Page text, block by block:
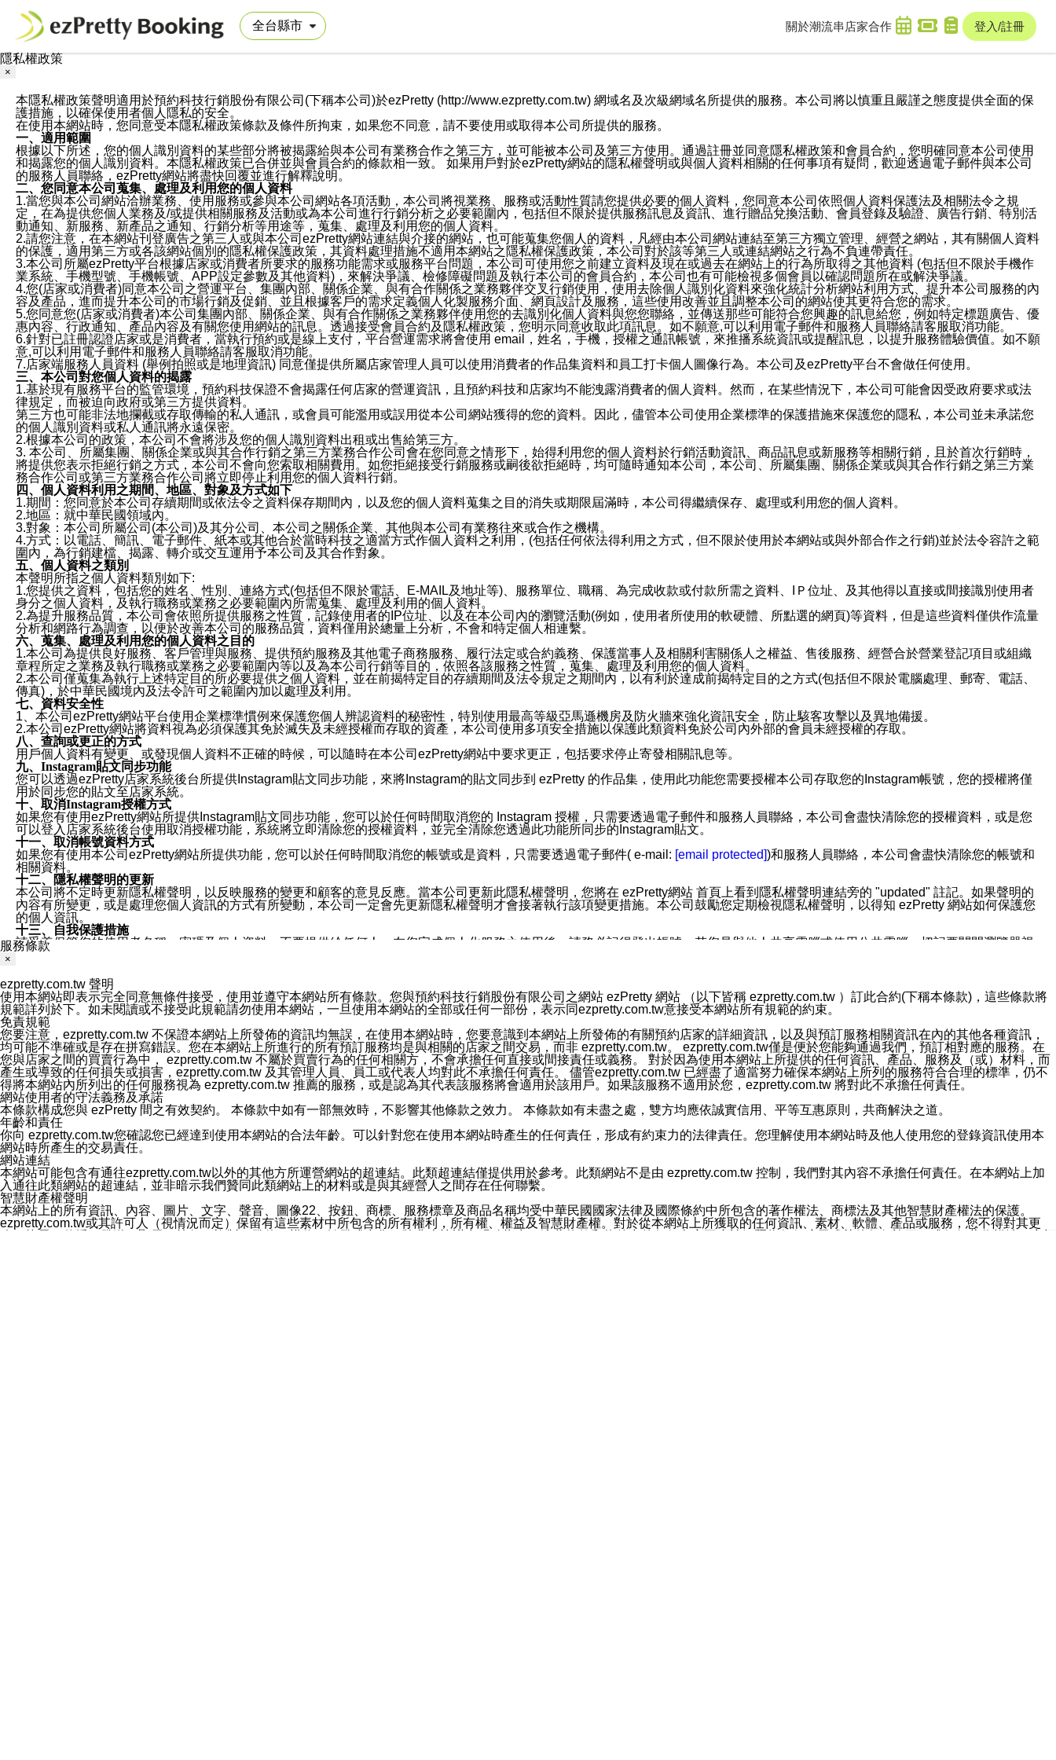
關於潮流串 店家合作 登入/註冊
隱私權政策
×
本隱私權政策聲明適用於預約科技行銷股份有限公司(下稱本公司)於ezPretty (http://www.ezpretty.com.tw) 網域名及次級網域名所提供的服務。本公司將以慎重且嚴謹之態度提供全面的保
護措施，以確保使用者個人隱私的安全。
在使用本網站時，您同意受本隱私權政策條款及條件所拘束，如果您不同意，請不要使用或取得本公司所提供的服務。
一、適用範圍
根據以下所述，您的個人識別資料的某些部分將被揭露給與本公司有業務合作之第三方，並可能被本公司及第三方使用。通過註冊並同意隱私權政策和會員合約，您明確同意本公司使用
和揭露您的個人識別資料。本隱私權政策已合併並與會員合約的條款相一致。 如果用戶對於ezPretty網站的隱私權聲明或與個人資料相關的任何事項有疑問，歡迎透過電子郵件與本公司
的服務人員聯絡，ezPretty網站將盡快回覆並進行解釋說明。
二、您同意本公司蒐集、處理及利用您的個人資料
1.當您與本公司網站洽辦業務、使用服務或參與本公司網站各項活動，本公司將視業務、服務或活動性質請您提供必要的個人資料，您同意本公司依照個人資料保護法及相關法令之規
定，在為提供您個人業務及/或提供相關服務及活動或為本公司進行行銷分析之必要範圍內，包括但不限於提供服務訊息及資訊、進行贈品兌換活動、會員登錄及驗證、廣告行銷、特別活
動通知、新服務、新產品之通知、行銷分析等用途等，蒐集、處理及利用您的個人資料。
2.請您注意，在本網站刊登廣告之第三人或與本公司ezPretty網站連結與介接的網站，也可能蒐集您個人的資料，凡經由本公司網站連結至第三方獨立管理、經營之網站，其有關個人資料
的保護，適用第三方或各該網站個別的隱私權保護政策，其資料處理措施不適用本網站之隱私權保護政策，本公司對於該等第三人或連結網站之行為不負連帶責任。
3.本公司所屬ezPretty平台根據店家或消費者所要求的服務功能需求或服務平台問題，本公司可使用您之前建立資料及現在或過去在網站上的行為所取得之其他資料 (包括但不限於手機作
業系統、手機型號、手機帳號、APP設定參數及其他資料)，來解決爭議、檢修障礙問題及執行本公司的會員合約，本公司也有可能檢視多個會員以確認問題所在或解決爭議。
4.您(店家或消費者)同意本公司之營運平台、集團內部、關係企業、與有合作關係之業務夥伴交叉行銷使用，使用去除個人識別化資料來強化統計分析網站利用方式、提升本公司服務的內
容及產品，進而提升本公司的市場行銷及促銷、並且根據客戶的需求定義個人化製服務介面、網頁設計及服務，這些使用改善並且調整本公司的網站使其更符合您的需求。
5.您同意您(店家或消費者)本公司集團內部、關係企業、與有合作關係之業務夥伴使用您的去識別化個人資料與您您聯絡，並傳送那些可能符合您興趣的訊息給您，例如特定標題廣告、優
惠內容、行政通知、產品內容及有關您使用網站的訊息。透過接受會員合約及隱私權政策，您明示同意收取此項訊息。如不願意,可以利用電子郵件和服務人員聯絡請客服取消功能。
6.針對已註冊認證店家或是消費者，當執行預約或是線上支付，平台營運需求將會使用 email，姓名，手機，授權之通訊帳號，來推播系統資訊或提醒訊息，以提升服務體驗價值。如不願
意,可以利用電子郵件和服務人員聯絡請客服取消功能。
7.店家端服務人員資料 (舉例拍照或是地理資訊) 同意僅提供所屬店家管理人員可以使用消費者的作品集資料和員工打卡個人圖像行為。本公司及ezPretty平台不會做任何使用。
三、本公司對您個人資料的揭露
1.基於現有服務平台的監管環境，預約科技保證不會揭露任何店家的營運資訊，且預約科技和店家均不能洩露消費者的個人資料。然而，在某些情況下，本公司可能會因受政府要求或法
律規定，而被迫向政府或第三方提供資料。
第三方也可能非法地攔截或存取傳輸的私人通訊，或會員可能濫用或誤用從本公司網站獲得的您的資料。因此，儘管本公司使用企業標準的保護措施來保護您的隱私，本公司並未承諾您
的個人識別資料或私人通訊將永遠保密。
2.根據本公司的政策，本公司不會將涉及您的個人識別資料出租或出售給第三方。
3. 本公司、所屬集團、關係企業或與其合作行銷之第三方業務合作公司會在您同意之情形下，始得利用您的個人資料於行銷活動資訊、商品訊息或新服務等相關行銷，且於首次行銷時，
將提供您表示拒絕行銷之方式，本公司不會向您索取相關費用。如您拒絕接受行銷服務或嗣後欲拒絕時，均可隨時通知本公司，本公司、所屬集團、關係企業或與其合作行銷之第三方業
務合作公司或第三方業務合作公司將立即停止利用您的個人資料行銷。
四、個人資料利用之期間、地區、對象及方式如下
1.期間：您同意於本公司存續期間或依法令之資料保存期間內，以及您的個人資料蒐集之目的消失或期限屆滿時，本公司得繼續保存、處理或利用您的個人資料。
2.地區：就中華民國領域內。
3.對象：本公司所屬公司(本公司)及其分公司、本公司之關係企業、其他與本公司有業務往來或合作之機構。
4.方式：以電話、簡訊、電子郵件、紙本或其他合於當時科技之適當方式作個人資料之利用，(包括任何依法得利用之方式，但不限於使用於本網站或與外部合作之行銷)並於法令容許之範
圍內，為行銷建檔、揭露、轉介或交互運用予本公司及其合作對象。
五、個人資料之類別
本聲明所指之個人資料類別如下:
1.您提供之資料，包括您的姓名、性別、連絡方式(包括但不限於電話、E-MAIL及地址等)、服務單位、職稱、為完成收款或付款所需之資料、IＰ位址、及其他得以直接或間接識別使用者
身分之個人資料，及執行職務或業務之必要範圍內所需蒐集、處理及利用的個人資料。
2.為提升服務品質，本公司會依照所提供服務之性質，記錄使用者的IP位址、以及在本公司內的瀏覽活動(例如，使用者所使用的軟硬體、所點選的網頁)等資料，但是這些資料僅供作流量
分析和網路行為調查，以便於改善本公司的服務品質，資料僅用於總量上分析，不會和特定個人相連繫。
六、蒐集、處理及利用您的個人資料之目的
1.本公司為提供良好服務、客戶管理與服務、提供預約服務及其他電子商務服務、履行法定或合約義務、保護當事人及相關利害關係人之權益、售後服務、經營合於營業登記項目或組織
章程所定之業務及執行職務或業務之必要範圍內等以及為本公司行銷等目的，依照各該服務之性質，蒐集、處理及利用您的個人資料。
2.本公司僅蒐集為執行上述特定目的所必要提供之個人資料，並在前揭特定目的存續期間及法令規定之期間內，以有利於達成前揭特定目的之方式(包括但不限於電腦處理、郵寄、電話、
傳真)，於中華民國境內及法令許可之範圍內加以處理及利用。
七、資料安全性
1、本公司ezPretty網站平台使用企業標準慣例來保護您個人辨認資料的秘密性，特別使用最高等級亞馬遜機房及防火牆來強化資訊安全，防止駭客攻擊以及異地備援。
2.本公司ezPretty網站將資料視為必須保護其免於滅失及未經授權而存取的資產，本公司使用多項安全措施以保護此類資料免於公司內外部的會員未經授權的存取。
八、查詢或更正的方式
用戶個人資料有變更、或發現個人資料不正確的時候，可以隨時在本公司ezPretty網站中要求更正，包括要求停止寄發相關訊息等。
九、Instagram貼文同步功能
您可以透過ezPretty店家系統後台所提供Instagram貼文同步功能，來將Instagram的貼文同步到 ezPretty 的作品集，使用此功能您需要授權本公司存取您的Instagram帳號，您的授權將僅
用於同步您的貼文至店家系統。
十、取消Instagram授權方式
如果您有使用ezPretty網站所提供Instagram貼文同步功能，您可以於任何時間取消您的 Instagram 授權，只需要透過電子郵件和服務人員聯絡，本公司會盡快清除您的授權資料，或是您
可以登入店家系統後台使用取消授權功能，系統將立即清除您的授權資料，並完全清除您透過此功能所同步的Instagram貼文。
十一、取消帳號資料方式
如果您有使用本公司ezPretty網站所提供功能，您可以於任何時間取消您的帳號或是資料，只需要透過電子郵件( e-mail: [email protected])和服務人員聯絡，本公司會盡快清除您的帳號和
相關資料。
十二、隱私權聲明的更新
本公司將不定時更新隱私權聲明，以反映服務的變更和顧客的意見反應。當本公司更新此隱私權聲明，您將在 ezPretty網站 首頁上看到隱私權聲明連結旁的 "updated" 註記。如果聲明的
內容有所變更，或是處理您個人資訊的方式有所變動，本公司一定會先更新隱私權聲明才會接著執行該項變更措施。本公司鼓勵您定期檢視隱私權聲明，以得知 ezPretty 網站如何保護您
的個人資訊。
十三、自我保護措施
請妥善保管您的使用者名稱、密碼及個人資料，不要提供給任何人。在您完成個人化服務之使用後，請務必記得登出帳號。若您是與他人共享電腦或使用公共電腦，切記要關閉瀏覽器視
窗，以防止他人讀取您的個人資料、信件或進入所機關管理區。
您同意本公司網站，透過您所提供的郵件地址與您取得聯絡並傳送或宣傳本網站各項服務之資料或電子郵件供您參考。您能依照該資料或電子郵件所指示之方法、說明或功能連結，隨時
停止接收這些資料或電子郵件。
十五、訊息通知
本公司/本服務將以通知型訊息傳送重要訊息給您。即使未加入本公司/本服務好友，您仍可接收到通知型訊息。
本公司/本服務傳送之通知型訊息以對您有效且重要的訊息為限，以廣告或其他目的的訊息皆不會被傳送。滿足以下三個條件者，將可收到通知型訊息。
1.LINE 帳號設定的電話號碼與本公司/本服務所傳來的電話號碼比對相符。
2.該 LINE 帳號已在 LINE APP 設定中，同意接收通知型訊息。
3.LINE 帳號未封鎖傳送訊息之 LINE 官方帳號。
欲變更通知型訊息的設定，操作如下：
1.點選「主頁」＞「設定」
2.點選「隱私設定」
3.點選「提供使用資料」
4.點選「LINE通知型訊息」
5.開關「接收LINE通知型訊息」
❗️關閉「接收通知型訊息」後，將不會接收到來自任何企業官方帳號或認證官方帳號的通知型訊息。
服務條款
×
ezpretty.com.tw 聲明
使用本網站即表示完全同意無條件接受，使用並遵守本網站所有條款。您與預約科技行銷股份有限公司之網站 ezPretty 網站 （以下皆稱 ezpretty.com.tw ）訂此合約(下稱本條款)，這些條款將
規範詳列於下。如未閱讀或不接受此規範請勿使用本網站，一旦使用本網站的全部或任何一部份，表示同ezpretty.com.tw意接受本網站所有規範的約束。
免責規範
您要注意，ezpretty.com.tw 不保證本網站上所發佈的資訊均無誤，在使用本網站時，您要意識到本網站上所發佈的有關預約店家的詳細資訊，以及與預訂服務相關資訊在內的其他各種資訊，
均可能不準確或是存在拼寫錯誤。您在本網站上所進行的所有預訂服務均是與相關的店家之間交易，而非 ezpretty.com.tw。 ezpretty.com.tw僅是便於您能夠通過我們，預訂相對應的服務。在
您與店家之間的買賣行為中， ezpretty.com.tw 不屬於買賣行為的任何相關方，不會承擔任何直接或間接責任或義務。 對於因為使用本網站上所提供的任何資訊、產品、服務及（或）材料，而
產生或導致的任何損失或損害，ezpretty.com.tw 及其管理人員、員工或代表人均對此不承擔任何責任。 儘管ezpretty.com.tw 已經盡了適當努力確保本網站上所列的服務符合合理的標準，仍不
得將本網站內所列出的任何服務視為 ezpretty.com.tw 推薦的服務，或是認為其代表該服務將會適用於該用戶。如果該服務不適用於您，ezpretty.com.tw 將對此不承擔任何責任。
網站使用者的守法義務及承諾
本條款構成您與 ezPretty 間之有效契約。 本條款中如有一部無效時，不影響其他條款之效力。 本條款如有未盡之處，雙方均應依誠實信用、平等互惠原則，共商解決之道。
年齡和責任
你向 ezpretty.com.tw您確認您已經達到使用本網站的合法年齡。可以針對您在使用本網站時產生的任何責任，形成有約束力的法律責任。您理解使用本網站時及他人使用您的登錄資訊使用本
網站時所產生的交易責任。
網站連結
本網站可能包含有通往ezpretty.com.tw以外的其他方所運營網站的超連結。此類超連結僅提供用於參考。此類網站不是由 ezpretty.com.tw 控制，我們對其內容不承擔任何責任。在本網站上加
入通往此類網站的超連結，並非暗示我們贊同此類網站上的材料或是與其經營人之間存在任何聯繫。
智慧財產權聲明
本網站上的所有資訊、內容、圖片、文字、聲音、圖像22、按鈕、商標、服務標章及商品名稱均受中華民國國家法律及國際條約中所包含的著作權法、商標法及其他智慧財產權法的保護。
ezpretty.com.tw或其許可人（視情況而定）保留有這些素材中所包含的所有權利，所有權、權益及智慧財產權。對於從本網站上所獲取的任何資訊、素材、軟體、產品或服務，您不得對其更